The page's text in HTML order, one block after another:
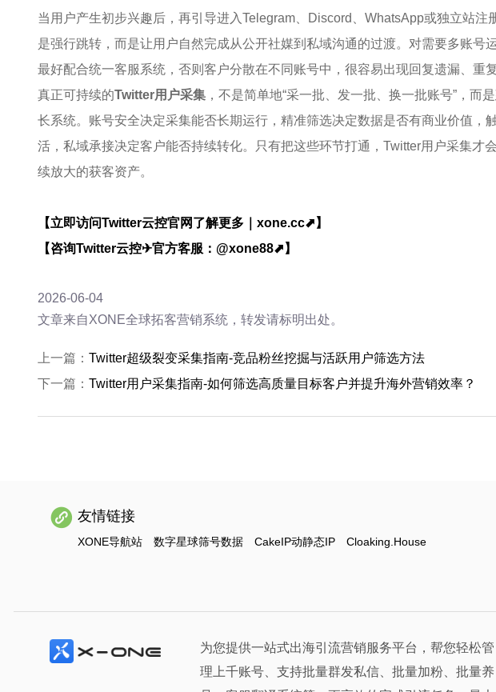
当用户产生初步兴趣后，再引导进入Telegram、Discord、WhatsApp或独立站注
是强行跳转，而是让用户自然完成从公开社媒到私域沟通的过渡。对需要多账号
最好配合统一客服系统，否则客户分散在不同账号中，很容易出现回复遗漏、重
真正可持续的Twitter用户采集 ，不是简单地“采一批、发一批、换一批账号”，而
长系统。账号安全决定采集能否长期运行，精准筛选决定数据是否有商业价值，
活，私域承接决定客户能否持续转化。只有把这些环节打通，Twitter用户采集才
续放大的获客资产。
【立即访问Twitter云控官网了解更多｜xone.cc⬈】
【咨询Twitter云控✈官方客服：@xone88⬈】
2026-06-04
文章来自XONE全球拓客营销系统，转发请标明出处。
上一篇： Twitter超级裂变采集指南-竞品粉丝挖掘与活跃用户筛选方法
下一篇： Twitter用户采集指南-如何筛选高质量目标客户并提升海外营销效率？
友情链接
XONE导航站 数字星球筛号数据 CakeIP动静态IP Cloaking.House
为您提供一站式出海引流营销服务平台，帮您轻松管
理上千账号、支持批量群发私信、批量加粉、批量养